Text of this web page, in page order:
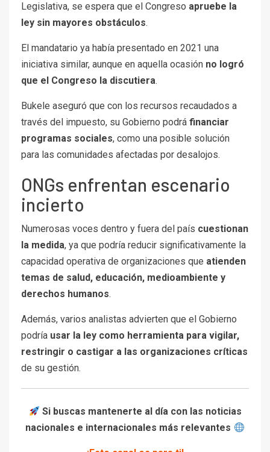
Legislativa, se espera que el Congreso apruebe la
ley sin mayores obstáculos.
El mandatario ya había presentado en 2021 una
iniciativa similar, aunque en aquella ocasión no logró
que el Congreso la discutiera.
Bukele aseguró que con los recursos recaudados a
través del impuesto, su Gobierno podrá financiar
programas sociales, como una posible solución
para las comunidades afectadas por desalojos.
ONGs enfrentan escenario
incierto
Numerosas voces dentro y fuera del país cuestionan
la medida, ya que podría reducir significativamente la
capacidad operativa de organizaciones que atienden
temas de salud, educación, medioambiente y
derechos humanos.
Además, varios analistas advierten que el Gobierno
podría usar la ley como herramienta para vigilar,
restringir o castigar a las organizaciones críticas
de su gestión.
Si buscas mantenerte al día con las noticias
nacionales e internacionales más relevantes